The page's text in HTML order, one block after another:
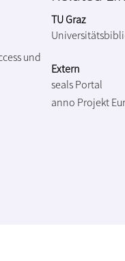
und
TU Graz
Extern
seals Portal
anno Projekt